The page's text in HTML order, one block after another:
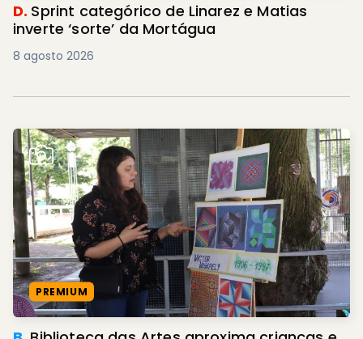
D. Sprint categórico de Linarez e Matias
inverte ‘sorte’ da Mortágua
8 agosto 2026
PREMIUM